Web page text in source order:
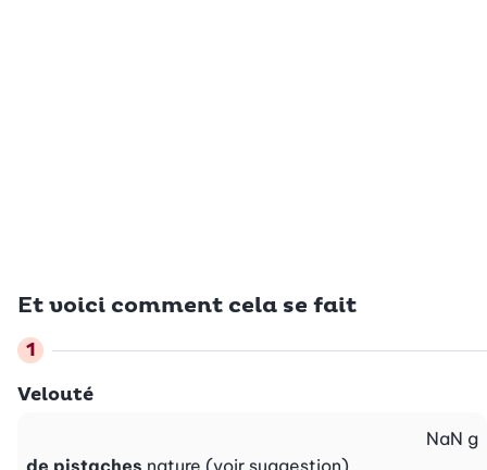
Et voici comment cela se fait
Velouté
NaN g